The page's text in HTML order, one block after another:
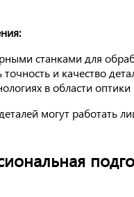
станками для
и качество
в области
могут работать